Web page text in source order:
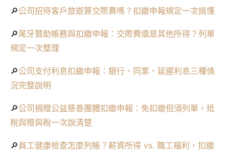
🔎公司招待客戶旅遊算交際費嗎？扣繳申報規定一次搞懂
🔎尾牙贊助帳務與扣繳申報：交際費還是其他所得？列單
規定一次整理
🔎公司支付利息扣繳申報：銀行、同業、延遲利息三種情
況完整說明
🔎公司捐贈公益慈善團體扣繳申報：免扣繳但須列單，抵
稅與贈與稅一次說清楚
🔎 員工健康檢查怎麼列帳？薪資所得 vs. 職工福利，扣繳